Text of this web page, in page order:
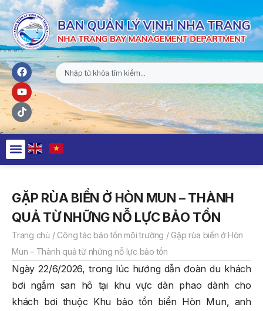
GẶP RÙA BIỂN Ở HÒN MUN – THÀNH
QUẢ TỪ NHỮNG NỖ LỰC BẢO TỒN
Trang chủ / Công tác bảo tồn môi trường / Gặp rùa biển ở Hòn
Mun – Thành quả từ những nỗ lực bảo tồn
Ngày 22/6/2026, trong lúc hướng dẫn đoàn du khách
bơi ngắm san hô tại khu vực dàn phao dành cho
khách bơi thuộc Khu bảo tồn biển Hòn Mun, anh